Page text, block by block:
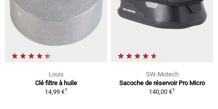
Louis
Clé filtre à huile
14,99 €1
SW-Motech
Sacoche de réservoir Pro Micro
140,00 €1